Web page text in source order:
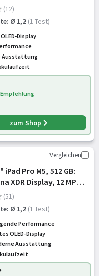
(12)
Ø 1,2 (1 Test)
Display
Ausstattung
zum Shop
Vergleichen
iPad Pro M5, 512 GB:
XDR Display, 12 MP
Frontkamera/12 MP
LiDAR Scanner, WLAN
Batterie für d
(51)
Ø 1,2 (1 Test)
Performance
OLED-Display
Ausstattung